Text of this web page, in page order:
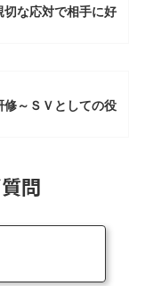
な応対で相手に好
修～ＳＶとしての役
問